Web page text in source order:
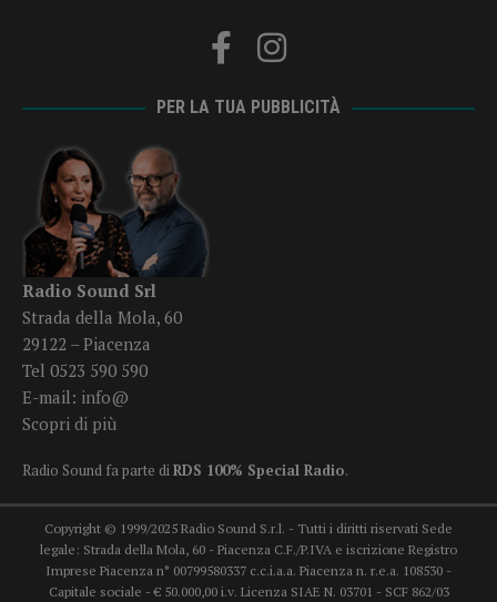
PER LA TUA PUBBLICITÀ
Radio Sound Srl
Strada della Mola, 60
29122 – Piacenza
Tel 0523 590 590
E-mail: info@
Scopri di più
Radio Sound fa parte diRDS 100% Special Radio.
Copyright © 1999/2025 Radio Sound S.r.l. - Tutti i diritti riservati Sede
legale: Strada della Mola, 60 - Piacenza C.F./P.IVA e iscrizione Registro
Imprese Piacenza n° 00799580337 c.c.i.a.a. Piacenza n. r.e.a. 108530 -
Capitale sociale - € 50.000,00 i.v. Licenza SIAE N. 03701 - SCF 862/03